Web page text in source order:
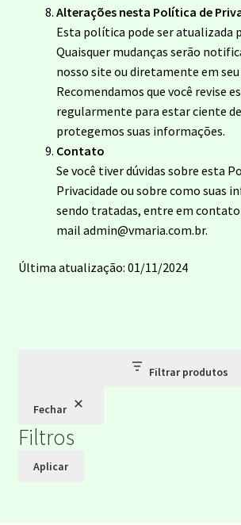
Alterações nesta Política de
Esta política pode ser atualizada
Quaisquer mudanças serão
nosso site ou diretamente em
Recomendamos que você revise
regularmente para estar ciente
protegemos suas informações.
Contato
Se você tiver dúvidas sobre esta
Privacidade ou sobre como suas
sendo tratadas, entre em
mail admin@vmaria.com.br.
Última atualização: 01/11/2024
Filtrar produtos
Fechar
Filtros
Aplicar